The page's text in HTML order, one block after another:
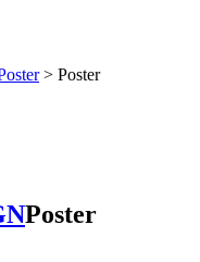
> Poster
Poster